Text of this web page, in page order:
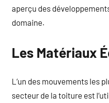
aperçu des
domaine.
Les Matériaux
L’un des mouvements les
secteur de la toiture est